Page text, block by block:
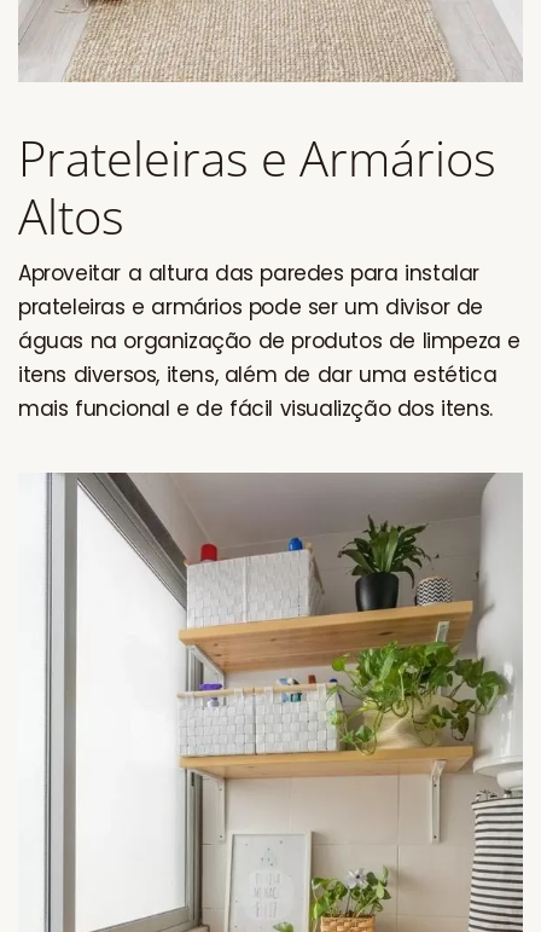
Prateleiras e Armários
Altos
Aproveitar a altura das paredes para instalar
prateleiras e armários pode ser um divisor de
águas na organização de produtos de limpeza e
itens diversos, itens, além de dar uma estética
mais funcional e de fácil visualizção dos itens.